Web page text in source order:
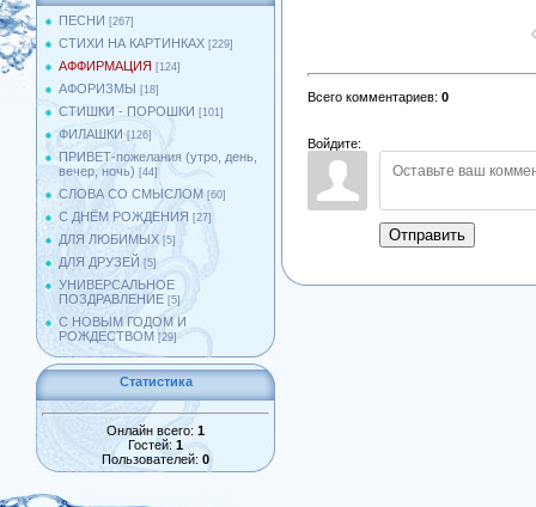
ПЕСНИ [267]
СТИХИ НА КАРТИНКАХ [229]
АФФИРМАЦИЯ [124]
АФОРИЗМЫ [18]
СТИШКИ - ПОРОШКИ [101]
ФИЛАШКИ [126]
ПРИВЕТ-пожелания (утро, день,
вечер, ночь) [44]
СЛОВА СО СМЫСЛОМ [60]
С ДНЁМ РОЖДЕНИЯ [27]
ДЛЯ ЛЮБИМЫХ [5]
ДЛЯ ДРУЗЕЙ [5]
УНИВЕРСАЛЬНОЕ
ПОЗДРАВЛЕНИЕ [5]
С НОВЫМ ГОДОМ И
РОЖДЕСТВОМ [29]
Статистика
Онлайн всего: 1
Гостей: 1
Пользователей: 0
Всего комментариев: 0
Войдите:
Отправить